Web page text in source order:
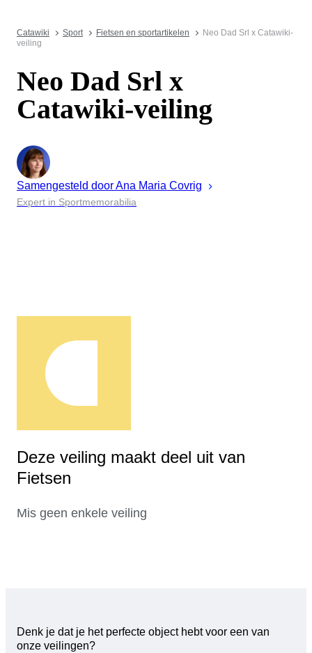
Catawiki Sport Fietsen en sportartikelen
Neo Dad Srl x Catawiki-
veiling
Neo Dad Srl x
Catawiki-veiling
Samengesteld doorAna Maria Covrig
Expert in Sportmemorabilia
Deze veiling maakt deel uit van
Fietsen
Mis geen enkele veiling
Denk je dat je het perfecte object hebt voor een van
onze veilingen?